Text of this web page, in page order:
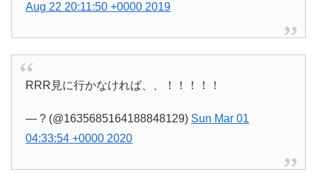
Aug 22 20:11:50 +0000 2019
RRR見に行かなければ、、！！！！！
— ? (@1635685164188848129) Sun Mar 01
04:33:54 +0000 2020